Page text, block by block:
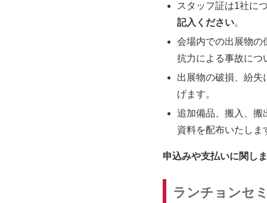
スタッフ証は1社に
記入ください。
会場内での出展物の
抗力による事故につ
出展物の破損、紛失
げます。
追加備品、搬入、搬
資料を配布いたしま
申込みや支払いに関し
ランチョンセ